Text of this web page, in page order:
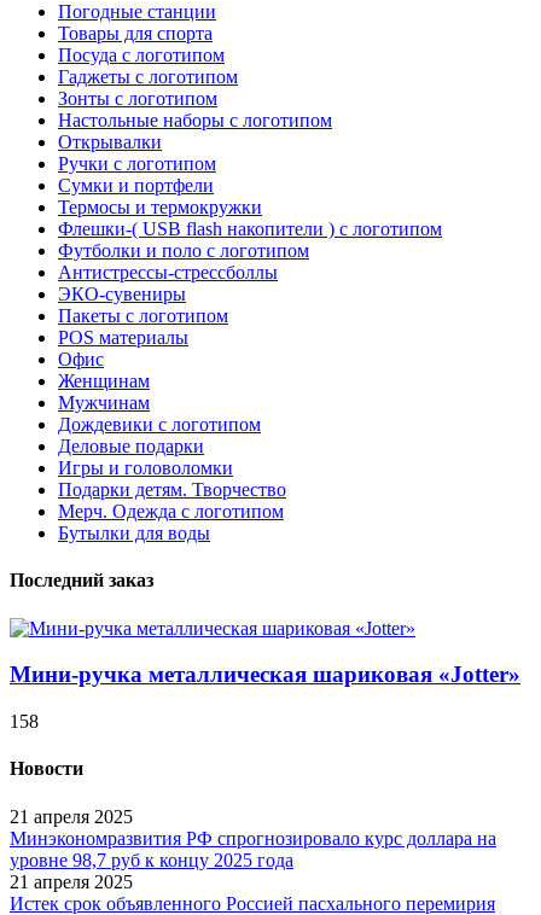
Погодные станции
Товары для спорта
Посуда с логотипом
Гаджеты с логотипом
Зонты с логотипом
Настольные наборы с логотипом
Открывалки
Ручки с логотипом
Сумки и портфели
Термосы и термокружки
Флешки-( USB flash накопители ) с логотипом
Футболки и поло с логотипом
Антистрессы-стрессболлы
ЭКО-сувениры
Пакеты с логотипом
POS материалы
Офис
Женщинам
Мужчинам
Дождевики с логотипом
Деловые подарки
Игры и головоломки
Подарки детям. Творчество
Мерч. Одежда с логотипом
Бутылки для воды
Последний заказ
Мини-ручка металлическая шариковая «Jotter»
158
Новости
21 апреля 2025
Минэкономразвития РФ спрогнозировало курс доллара на
уровне 98,7 руб к концу 2025 года
21 апреля 2025
Истек срок объявленного Россией пасхального перемирия